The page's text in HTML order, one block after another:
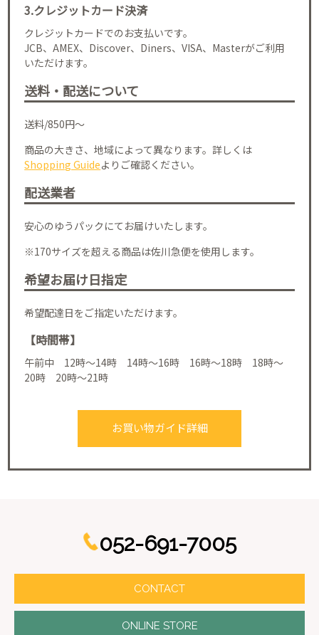
3.クレジットカード決済
クレジットカードでのお支払いです。
JCB、AMEX、Discover、Diners、VISA、Masterがご利用
いただけます。
送料・配送について
送料/850円～
商品の大きさ、地域によって異なります。詳しくは
Shopping Guideよりご確認ください。
配送業者
安心のゆうパックにてお届けいたします。
※170サイズを超える商品は佐川急便を使用します。
希望お届け日指定
希望配達日をご指定いただけます。
【時間帯】
午前中 12時～14時 14時～16時 16時～18時 18時～
20時 20時～21時
お買い物ガイド詳細
052-691-7005
CONTACT
ONLINE STORE